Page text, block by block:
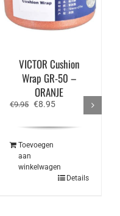
VICTOR Cushion
Wrap GR-50 –
ORANJE
€9.95 Oorspronkelijke
€8.95Huidige
Toevoegen
aan
winkelwagen
Details